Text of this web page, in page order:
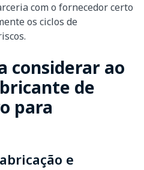
com o fornecedor certo
os ciclos de
considerar ao
de
para
e